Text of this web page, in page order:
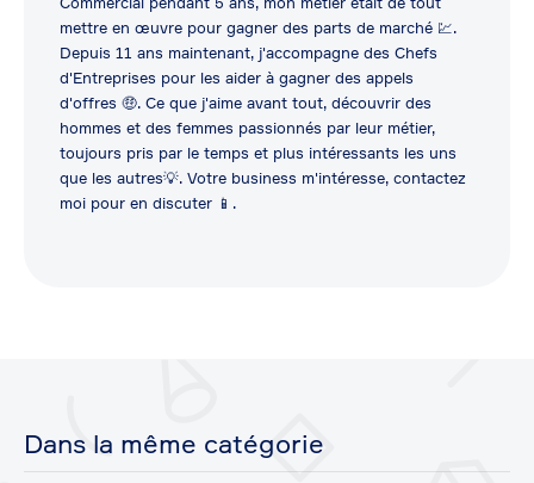
mettre en œuvre pour gagner des parts de marché 💹.
Depuis 11 ans maintenant, j'accompagne des Chefs
d'Entreprises pour les aider à gagner des appels
d'offres 🤑. Ce que j'aime avant tout, découvrir des
hommes et des femmes passionnés par leur métier,
toujours pris par le temps et plus intéressants les uns
que les autres💡. Votre business m'intéresse, contactez
moi pour en discuter 📱.
Dans la même catégorie